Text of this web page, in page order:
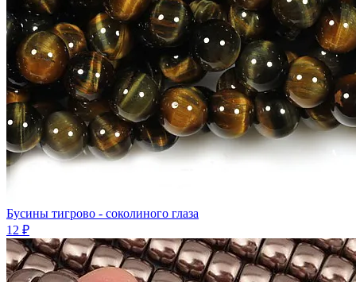
Бусины тигрово - соколиного глаза
12 ₽